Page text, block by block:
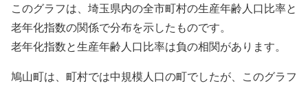
このグラフは、埼玉県内の全市町村の生産年齢人口比率と
老年化指数の関係で分布を示したものです。
老年化指数と生産年齢人口比率は負の相関があります。
鳩山町は、町村では中規模人口の町でしたが、このグラフ